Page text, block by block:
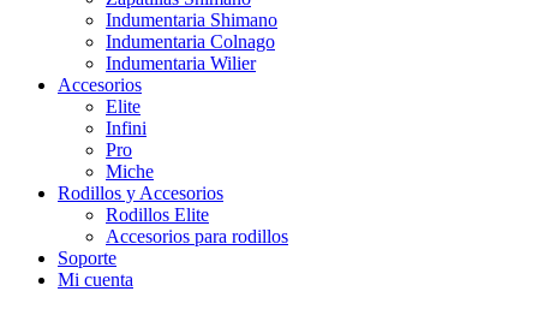
Indumentaria Shimano
Indumentaria Colnago
Indumentaria Wilier
Accesorios
Elite
Infini
Pro
Miche
Rodillos y Accesorios
Rodillos Elite
Accesorios para rodillos
Soporte
Mi cuenta